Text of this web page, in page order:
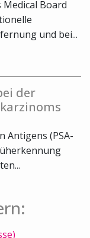
Medical Board
und bei...
der
Antigens (PSA-